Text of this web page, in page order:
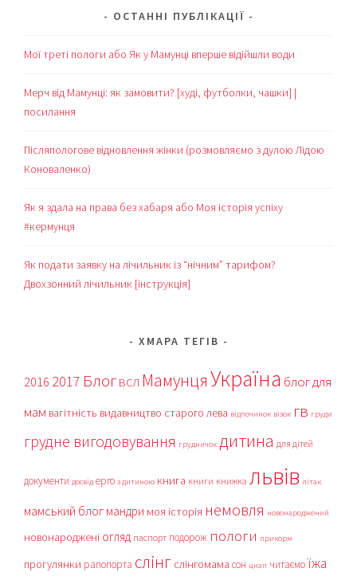
ОСТАННІ ПУБЛІКАЦІЇ
Мої треті пологи або Як у Мамунці вперше відійшли води
Мерч від Мамунці: як замовити? [худі, футболки, чашки] |
посилання
Післяпологове відновлення жінки (розмовляємо з дулою Лідою
Коноваленко)
Як я здала на права без хабаря або Моя історія успіху
#кермунця
Як подати заявку на лічильник із “нічним” тарифом?
Двохзонний лічильник [інструкція]
ХМАРА ТЕГІВ
2016 2017 Блог ВСЛ МамунцяУкраїна блог для
мам вагітність видавництво старого лева відпочинок візок гв груди
грудне вигодовування грудничок дитина для дітей
документи досвід ерго з дитиною книга книги книжка львів літак
мамський блог мандри моя історія немовля новонароджений
новонароджені огляд паспорт подорож пологи прикорм
прогулянки рапопорта слінг слінгомама сон цнап читаємоїжа